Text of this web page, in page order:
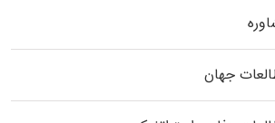
جهان